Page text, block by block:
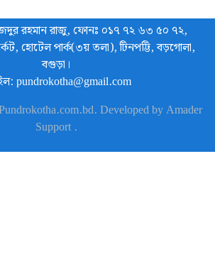
রহমান রাজু, ফোনঃ ০১৭ ৭২ ৬৩ ৫০ ৭২,
হোটেল পার্ক(৩য় তলা), টিনপট্টি, বড়গোলা,
বগুড়া।
pundrokotha@gmail.com
Developed by Amader
Support .